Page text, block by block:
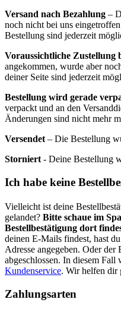
Versand nach Bezahlung –
noch nicht bei uns
Bestellung sind jederzeit
Voraussichtliche Zustellung
angekommen, wurde aber
deiner Seite sind jederzeit
Bestellung wird gerade
verpackt und an den
Änderungen sind nicht mehr
Versendet – Die Bestellung
Storniert - Deine Bestellung
Ich habe keine
Vielleicht ist deine
gelandet? Bitte schaue im
Bestellbestätigung dort
deinen E-Mails findest, hast
Adresse angegeben. Oder
abgeschlossen. In diesem Fall
Kundenservice. Wir helfen dir
Zahlungsarten